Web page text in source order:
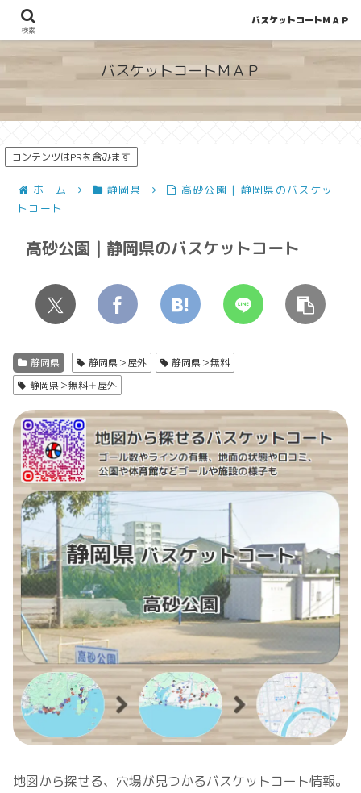
地図から探せる！穴場が見つかるバスケットコート情報
バスケットコートＭＡＰ
コンテンツはPRを含みます
ホーム 静岡県
高砂公園 | 静岡県のバスケッ
トコート
高砂公園 | 静岡県のバスケットコート
静岡県 静岡県＞屋外
静岡県＞無料
静岡県＞無料＋屋外
地図から探せる、穴場が見つかるバスケットコート情報。
検索
バスケットコートＭＡＰ